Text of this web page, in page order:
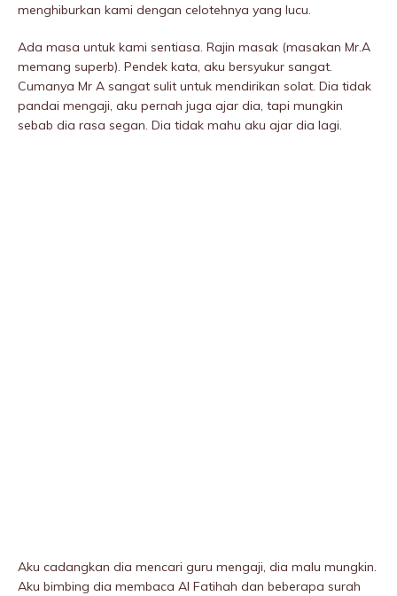
menghiburkan kami dengan celotehnya yang lucu.
Ada masa untuk kami sentiasa. Rajin masak (masakan Mr.A
memang superb). Pendek kata, aku bersyukur sangat.
Cumanya Mr A sangat sulit untuk mendirikan solat. Dia tidak
pandai mengaji, aku pernah juga ajar dia, tapi mungkin
sebab dia rasa segan. Dia tidak mahu aku ajar dia lagi.
Aku cadangkan dia mencari guru mengaji, dia malu mungkin.
Aku bimbing dia membaca Al Fatihah dan beberapa surah